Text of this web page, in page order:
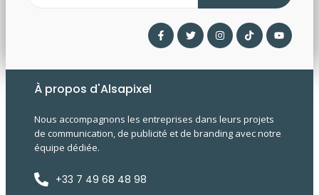
À propos d'Alsapixel
Nous accompagnons les entreprises dans leurs projets
de communication, de publicité et de branding avec notre
équipe dédiée.
+33 7 49 68 48 98